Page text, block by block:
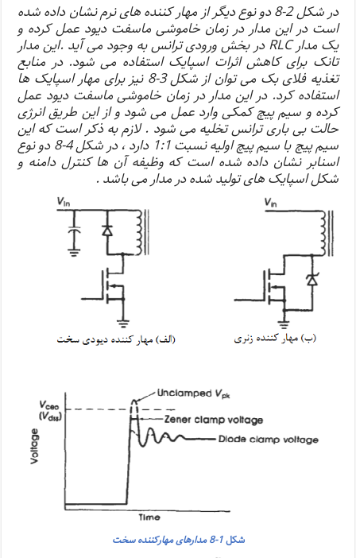
در شکل 2-8 دو نوع دیگر از مهار کننده های نرم نشان داده شده
است در این مدار در زمان خاموشی ماسفت دیود عمل کرده و
یک مدار RLC در بخش ورودی ترانس به وجود می آید .این مدار
تانک برای کاهش اثرات اسپایک استفاده می شود. در منابع
تغذیه فلای بک می توان از شکل 3-8 نیز برای مهار اسپایک ها
استفاده کرد. در این مدار در زمان خاموشی ماسفت دیود عمل
کرده و سیم پیچ کمکی وارد عمل می شود و از این طریق انرژی
حالت بی باری ترانس تخلیه می شود . لازم به ذکر است که این
سیم پیچ با سیم پیچ اولیه نسبت 1:1 دارد ، در شکل 4-8 دو نوع
اسنابر نشان داده شده است که وظیفه آن ها کنترل دامنه و
شکل اسپایک های تولید شده در مدار می باشد .
شکل1-8 مدارهای مهارکننده سخت